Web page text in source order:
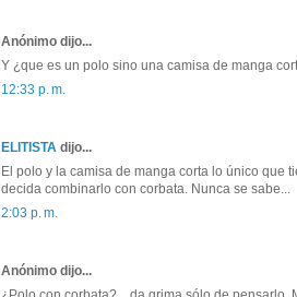
Anónimo dijo...
Y ¿que es un polo sino una camisa de manga
12:33 p. m.
ELITISTA dijo...
El polo y la camisa de manga corta lo único que
decida combinarlo con corbata. Nunca se sabe...
2:03 p. m.
Anónimo dijo...